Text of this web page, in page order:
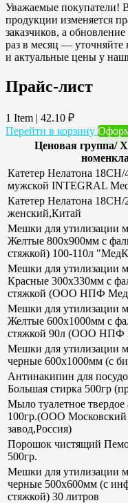
Уважаемые покупатели!
продукции изменяется
заказчиков, а
раз в месяц — уточняйте
и актуальные цены у
Прайс-лист
1 Item | 42.10 ₽
Перейти в корзину
Ценовая группа/
Катетер Нелатона 18CH/
мужской INTEGRAL
Катетер Нелатона 18CH/
женский,Китай
Мешки для утилизации
Желтые 800х900мм с
стяжкой) 100-110л
Мешки для утилизации
Красные 300х330мм с
стяжкой (ООО НПФ
Мешки для утилизации
Желтые 600х1000мм с
стяжкой 90л (ООО НПФ
Мешки для утилизации
черные 600х1000мм (с
Антинакипин для
Большая стирка 500гр
Мыло туалетное твердое
100гр.(ООО
завод,Россия)
Порошок чистящий
500гр.
Мешки для утилизации
черные 500х600мм (с
стяжкой) 30 литров